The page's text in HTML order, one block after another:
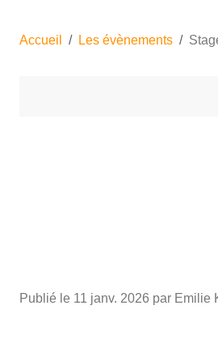
Accueil Les évènements
Publié le 11 janv. 2026 par Emilie